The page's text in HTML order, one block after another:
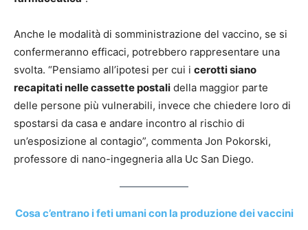
Anche le modalità di somministrazione del vaccino, se si
confermeranno efficaci, potrebbero rappresentare una
svolta. “Pensiamo all’ipotesi per cui i cerotti siano
recapitati nelle cassette postali della maggior parte
delle persone più vulnerabili, invece che chiedere loro di
spostarsi da casa e andare incontro al rischio di
un’esposizione al contagio”, commenta Jon Pokorski,
professore di nano-ingegneria alla Uc San Diego.
Cosa c’entrano i feti umani con la produzione dei vaccini